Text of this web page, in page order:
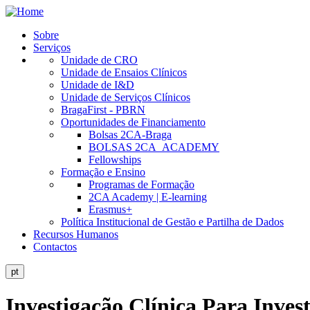
Skip
main
content
Public
Sobre
Serviços
Unidade de CRO
Unidade de Ensaios Clínicos
Unidade de I&D
Unidade de Serviços Clínicos
BragaFirst - PBRN
Oportunidades de Financiamento
Bolsas 2CA-Braga
BOLSAS 2CA_ACADEMY
Fellowships
Formação e Ensino
Programas de Formação
2CA Academy | E-learning
Erasmus+
Política Institucional de Gestão e Partilha de Dados
Recursos Humanos
Contactos
pt